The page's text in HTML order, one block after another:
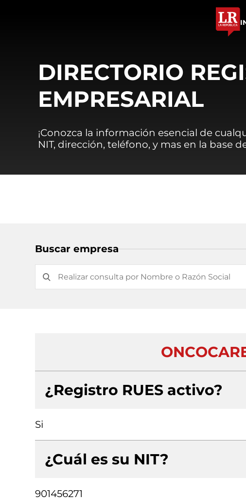
DIRECTORIO
EMPRESARIAL
¡Conozca la información esencial de
NIT, dirección, teléfono, y mas en la base
Buscar empresa
¿Registro RUES activo?
Si
¿Cuál es su NIT?
901456271